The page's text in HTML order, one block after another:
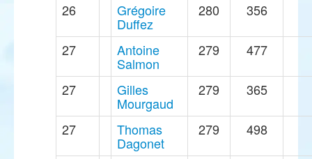
26 Grégoire
Duffez
280 356
27 Antoine
Salmon
279 477
27 Gilles
Mourgaud
279 365
27 Thomas
Dagonet
279 498